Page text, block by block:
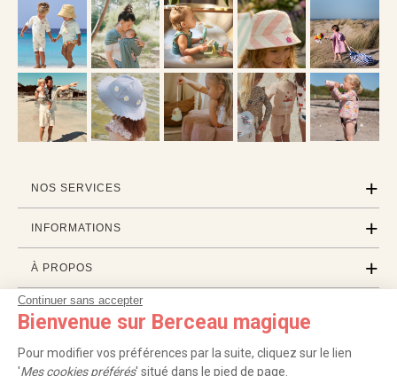
Continuer sans accepter
Bienvenue sur Berceau magique
Pour modifier vos préférences par la suite, cliquez sur le lien
'Mes cookies préférés' situé dans le pied de page.
NOS SERVICES
INFORMATIONS
À PROPOS
PROFESSIONNELS
LISTES CADEAUX